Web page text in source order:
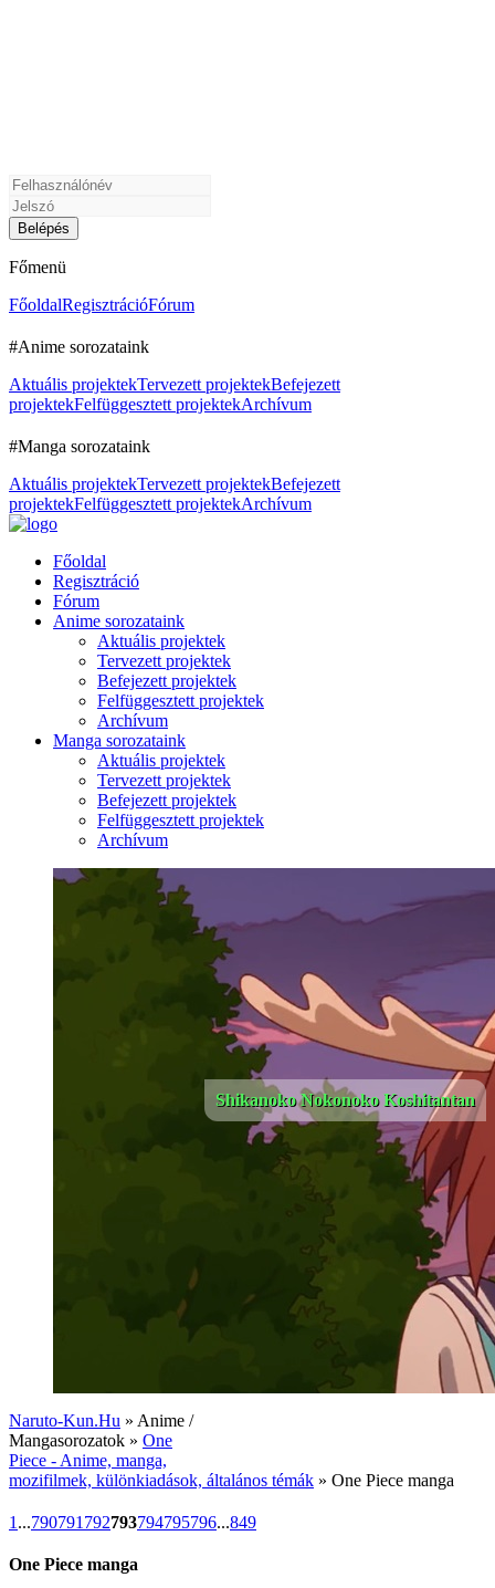
Főmenü
FőoldalRegisztrációFórum
#Anime sorozataink
Aktuális projektekTervezett projektekBefejezett
projektekFelfüggesztett projektekArchívum
#Manga sorozataink
Aktuális projektekTervezett projektekBefejezett
projektekFelfüggesztett projektekArchívum
Főoldal
Regisztráció
Fórum
Anime sorozataink
Aktuális projektek
Tervezett projektek
Befejezett projektek
Felfüggesztett projektek
Archívum
Manga sorozataink
Aktuális projektek
Tervezett projektek
Befejezett projektek
Felfüggesztett projektek
Archívum
Shikanoko Nokonoko Koshitantan
Naruto-Kun.Hu » Anime /
Mangasorozatok » One
Piece - Anime, manga,
mozifilmek, különkiadások, általános témák » One Piece manga
1 ...790791 792793794795796...849
One Piece manga